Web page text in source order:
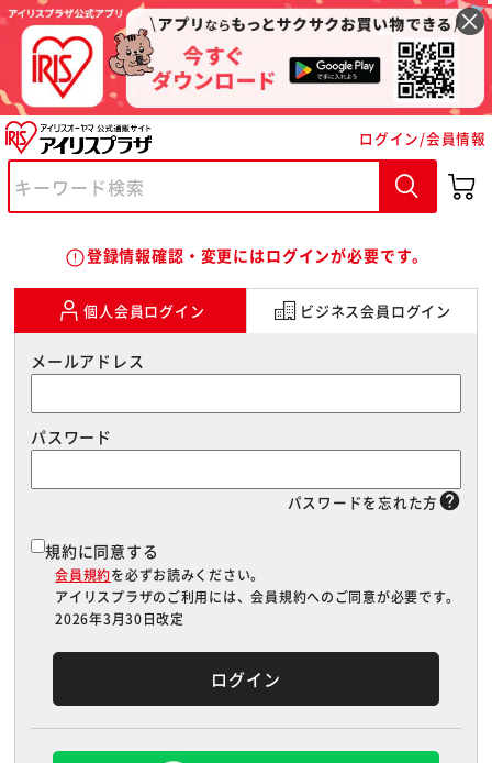
ログイン/会員情報
error_outline登録情報確認・変更にはログインが必要です。
個人会員ログイン ビジネス会員ログイン
メールアドレス
パスワード
help
パスワードを忘れた方
規約に同意する
会員規約を必ずお読みください。
アイリスプラザのご利用には、会員規約へのご同意が必要です。
2026年3月30日改定
※ご確認ください
カートに入れる